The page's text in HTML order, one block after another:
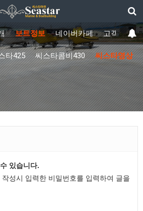
보트정보 네이버카페 고객센터
타425 씨스타콤비430 씨스타영상
있습니다.
성시 입력한 비밀번호를 입력하여 글을